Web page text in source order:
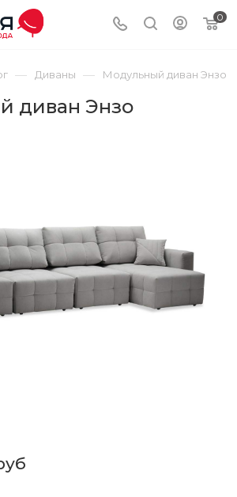
0
— Диваны — Модульный диван Энзо
диван Энзо